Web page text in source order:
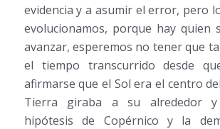
evidencia y a asumir el error, pero
evolucionamos, porque hay quien
avanzar, esperemos no tener que
el tiempo transcurrido desde
afirmarse que el Sol era el centro
Tierra giraba a su alrededor
hipótesis de Copérnico y la